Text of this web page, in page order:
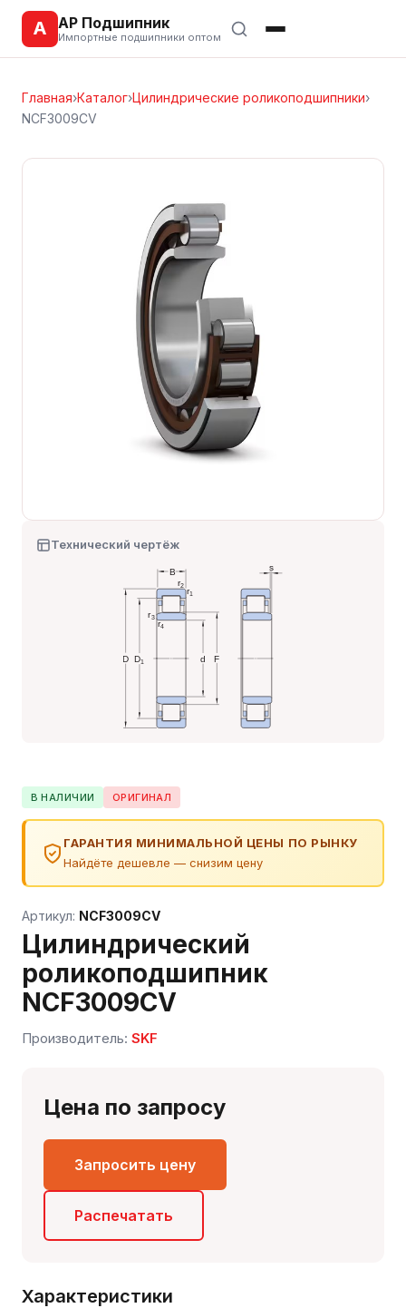
А АР Подшипник
Импортные подшипники оптом
Главная›Каталог›Цилиндрические роликоподшипники›
NCF3009CV
Технический чертёж
В НАЛИЧИИ ОРИГИНАЛ
ГАРАНТИЯ МИНИМАЛЬНОЙ ЦЕНЫ ПО РЫНКУ
Найдёте дешевле — снизим цену
Артикул: NCF3009CV
Цилиндрический
роликоподшипник
NCF3009CV
Производитель: SKF
Цена по запросу
Запросить цену
Распечатать
Характеристики
Сергей — первый в отрасли ИИ-эксперт по